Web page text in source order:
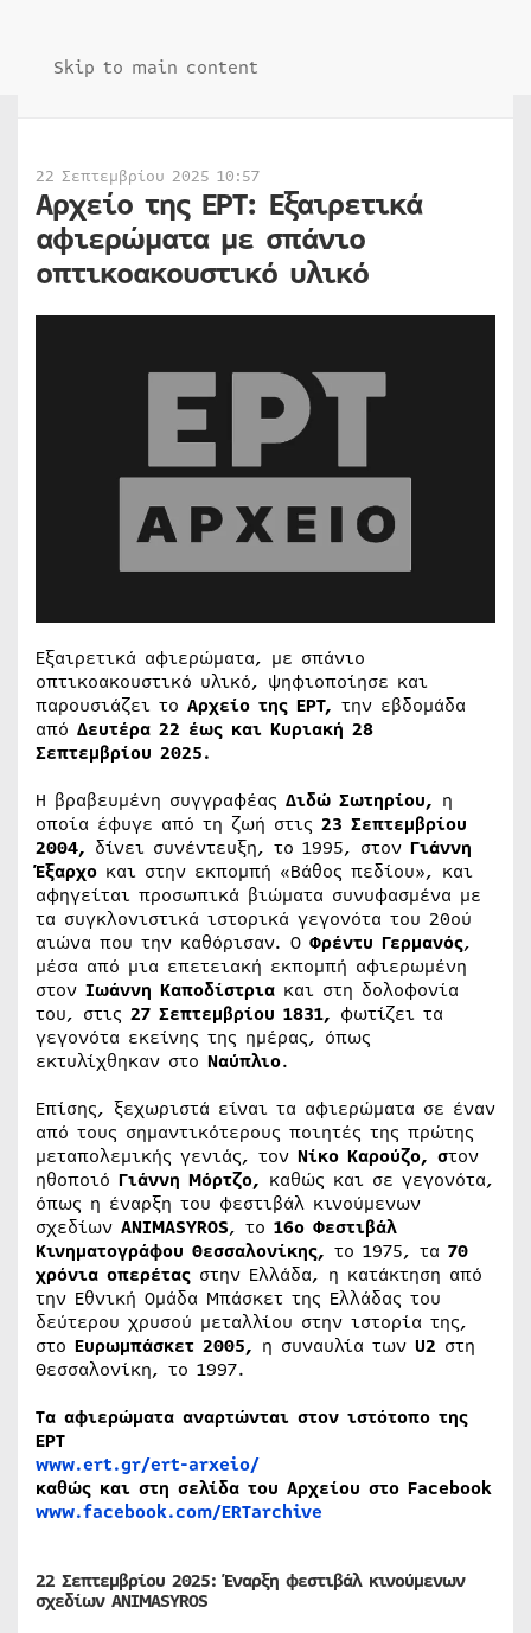
Skip to main content
22 Σεπτεμβρίου 2025 10:57
Αρχείο της ΕΡΤ: Εξαιρετικά
αφιερώματα με σπάνιο
οπτικοακουστικό υλικό
Εξαιρετικά αφιερώματα, με σπάνιο
οπτικοακουστικό υλικό, ψηφιοποίησε και
παρουσιάζει το Αρχείο της ΕΡΤ, την εβδομάδα
από Δευτέρα 22 έως και Κυριακή 28
Σεπτεμβρίου 2025.
Η βραβευμένη συγγραφέας Διδώ Σωτηρίου, η
οποία έφυγε από τη ζωή στις 23 Σεπτεμβρίου
2004, δίνει συνέντευξη, το 1995, στον Γιάννη
Έξαρχο και στην εκπομπή «Βάθος πεδίου», και
αφηγείται προσωπικά βιώματα συνυφασμένα με
τα συγκλονιστικά ιστορικά γεγονότα του 20ού
αιώνα που την καθόρισαν. Ο Φρέντυ Γερμανός,
μέσα από μια επετειακή εκπομπή αφιερωμένη
στον Ιωάννη Καποδίστρια και στη δολοφονία
του, στις 27 Σεπτεμβρίου 1831, φωτίζει τα
γεγονότα εκείνης της ημέρας, όπως
εκτυλίχθηκαν στο Ναύπλιο.
Επίσης, ξεχωριστά είναι τα αφιερώματα σε έναν
από τους σημαντικότερους ποιητές της πρώτης
μεταπολεμικής γενιάς, τον Νίκο Καρούζο, στον
ηθοποιό Γιάννη Μόρτζο, καθώς και σε γεγονότα,
όπως η έναρξη του φεστιβάλ κινούμενων
σχεδίων ANIMASYROS, το 16ο Φεστιβάλ
Κινηματογράφου Θεσσαλονίκης, το 1975, τα 70
χρόνια οπερέτας στην Ελλάδα, η κατάκτηση από
την Εθνική Ομάδα Μπάσκετ της Ελλάδας του
δεύτερου χρυσού μεταλλίου στην ιστορία της,
στο Ευρωμπάσκετ 2005, η συναυλία των U2 στη
Θεσσαλονίκη, το 1997.
Τα αφιερώματα αναρτώνται στον ιστότοπο της
ΕΡΤ
www.ert.gr/ert-arxeio/
καθώς και στη σελίδα του Αρχείου στο Facebook
www.facebook.com/ERTarchive
22 Σεπτεμβρίου 2025: Έναρξη φεστιβάλ κινούμενων
σχεδίων ANIMASYROS